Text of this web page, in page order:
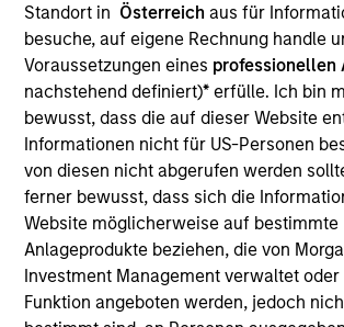
Standort in Österreich aus für
besuche, auf eigene Rechnung handle
Voraussetzungen eines
nachstehend definiert)* erfülle. Ich bin
bewusst, dass die auf dieser Website
Informationen nicht für US-Personen
von diesen nicht abgerufen werden
ferner bewusst, dass sich die
Website möglicherweise auf bestimmte
Anlageprodukte beziehen, die von
Investment Management verwaltet
Funktion angeboten werden, jedoch
TEAM
Calvert Research And Management
Jade Huang is a managing director,
investment officer for Calvert Research
Management. In that role, she leads
innovative investment strategy and
research. Jade previously served as
director of Applied Responsible
Solutions. She joined Calvert Research